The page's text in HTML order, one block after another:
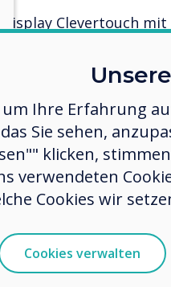
Clevertouch
der Clevertouch Pro
5 Jahren wurde
ständig
haben wir den All-in-
mit mehreren
Markt gebracht.
Mitarbeiter ihre Zeit
Die Videoanrufe
Ebene
Ihre Erfahrung
Sie sehen,
klicken,
verwendeten
Cookies wir
Cookies verwalten